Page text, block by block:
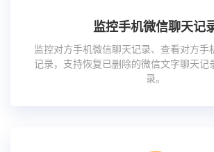
监控手机微信聊天记
监控对方手机微信聊天记录、查看对方手
记录，支持恢复已删除的微信文字聊天记
录。